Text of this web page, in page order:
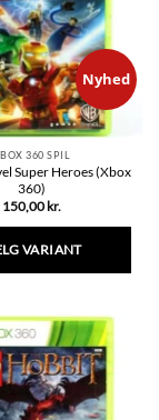
kan
vælges
på
varesidenNyhed
360 SPIL
Super Heroes (Xbox
360)
150,00 kr.
VARIANT
har
flere
varianter.
Mulighederne
kan